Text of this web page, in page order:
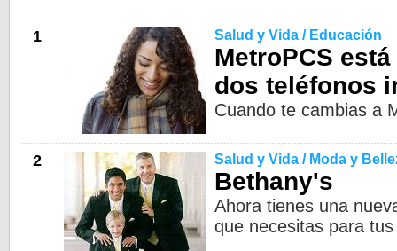
1 Salud y Vida / Educación
MetroPCS
dos teléfonos
Cuando te cambias a
2 Salud y Vida / Moda y
Bethany's
Ahora tienes una
que necesitas para